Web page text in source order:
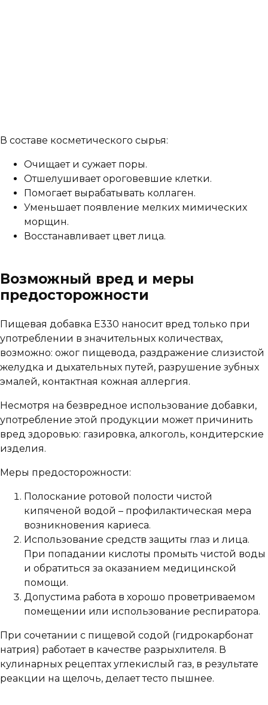
В составе косметического сырья:
Очищает и сужает поры.
Отшелушивает ороговевшие клетки.
Помогает вырабатывать коллаген.
Уменьшает появление мелких мимических
морщин.
Восстанавливает цвет лица.
Возможный вред и меры
предосторожности
Пищевая добавка Е330 наносит вред только при
употреблении в значительных количествах,
возможно: ожог пищевода, раздражение слизистой
желудка и дыхательных путей, разрушение зубных
эмалей, контактная кожная аллергия.
Несмотря на безвредное использование добавки,
употребление этой продукции может причинить
вред здоровью: газировка, алкоголь, кондитерские
изделия.
Меры предосторожности:
Полоскание ротовой полости чистой
кипяченой водой – профилактическая мера
возникновения кариеса.
Использование средств защиты глаз и лица.
При попадании кислоты промыть чистой воды
и обратиться за оказанием медицинской
помощи.
Допустима работа в хорошо проветриваемом
помещении или использование респиратора.
При сочетании с пищевой содой (гидрокарбонат
натрия) работает в качестве разрыхлителя. В
кулинарных рецептах углекислый газ, в результате
реакции на щелочь, делает тесто пышнее.